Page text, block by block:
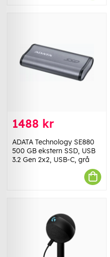
1488 kr
ADATA Technology SE880
500 GB ekstern SSD, USB
3.2 Gen 2x2, USB-C, grå